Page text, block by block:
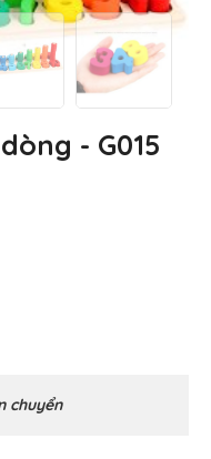
- G015
chuyển